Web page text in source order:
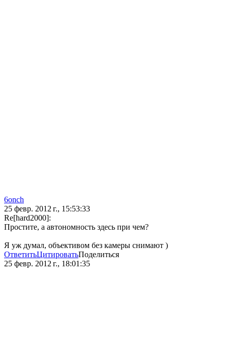
6onch
25 февр. 2012 г., 15:53:33
Re[hard2000]:
Простите, а автономность здесь при чем?
Я уж думал, объективом без камеры снимают )
ОтветитьЦитироватьПоделиться
25 февр. 2012 г., 18:01:35